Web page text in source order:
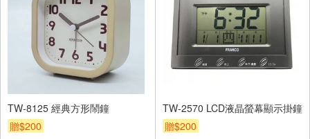
TW-8125 經典方形鬧鐘
贈$200
TW-2570 LCD液晶螢幕顯示掛鐘
贈$200